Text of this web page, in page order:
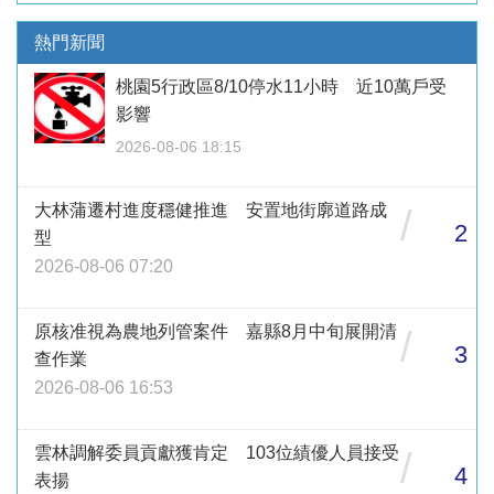
熱門新聞
桃園5行政區8/10停水11小時 近10萬戶受
影響
2026-08-06 18:15
大林蒲遷村進度穩健推進 安置地街廓道路成
型
2026-08-06 07:20
/ 2
原核准視為農地列管案件 嘉縣8月中旬展開清
查作業
2026-08-06 16:53
/ 3
雲林調解委員貢獻獲肯定 103位績優人員接受
表揚
/ 4